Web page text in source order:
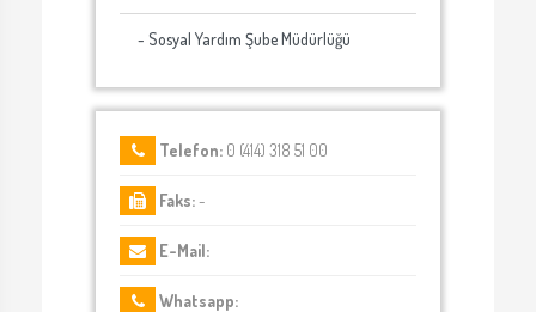
- Sosyal Yardım Şube Müdürlüğü
Telefon: 0 (414) 318 51 00
Faks:-
E-Mail:
Whatsapp: